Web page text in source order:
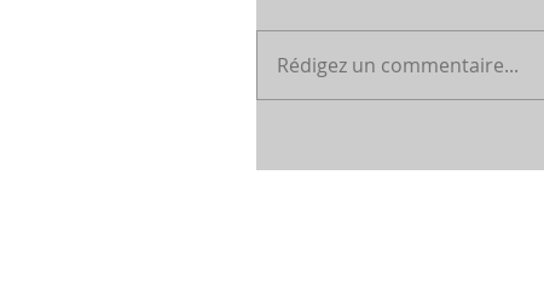
Rédigez un commentaire...